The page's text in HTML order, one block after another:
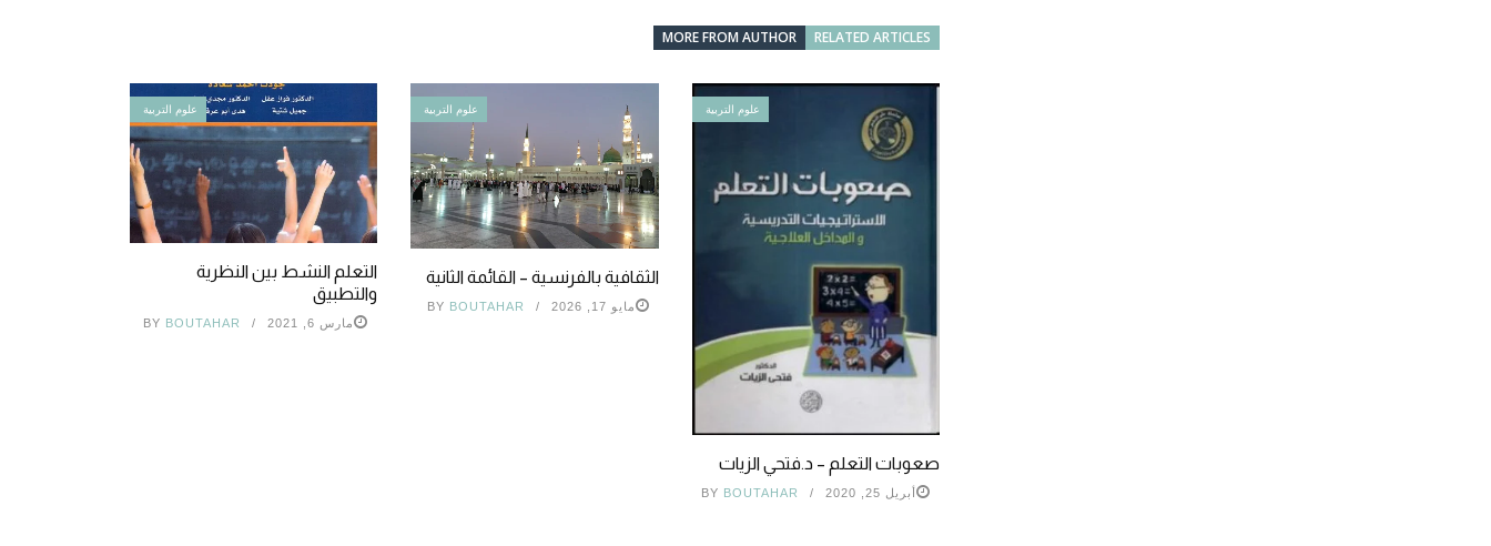
RELATED ARTICLES
MORE FROM AUTHOR
علوم التربية
التعلم النشط بين النظرية
والتطبيق
مارس 6, 2021 BY BOUTAHAR
علوم التربية
الثقافية بالفرنسية – القائمة الثانية
مايو 17, 2026 BY BOUTAHAR
علوم التربية
صعوبات التعلم – د.فتحي الزيات
أبريل 25, 2020 BY BOUTAHAR